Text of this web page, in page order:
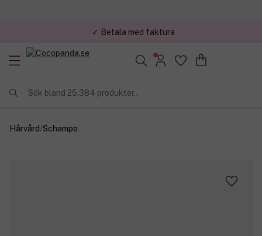
✓ Trygg E-handel
Sök bland 25.384 produkter..
Hårvård/Schampo